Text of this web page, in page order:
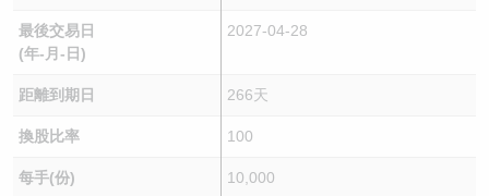
最後交易日
(年-月-日)
2027-04-28
距離到期日 266天
換股比率 100
每手(份) 10,000